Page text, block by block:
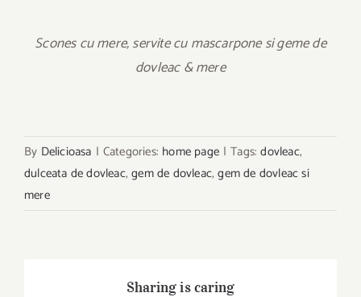
Scones cu mere, servite cu mascarpone si geme de
dovleac & mere
By Delicioasa | Categories: home page | Tags:dovleac,
dulceata de dovleac,gem de dovleac,gem de dovleac si
mere
Sharing is caring